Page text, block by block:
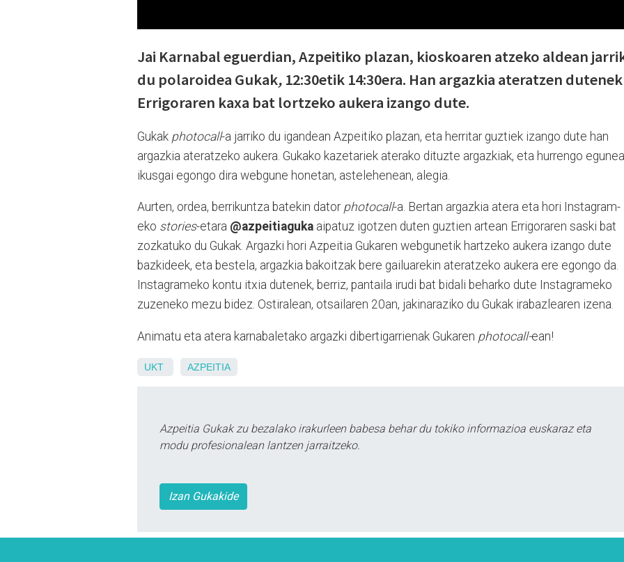
Jai Karnabal eguerdian, Azpeitiko plazan, kioskoaren atzeko aldean
du polaroidea Gukak, 12:30etik 14:30era. Han argazkia ateratzen dutenek
Errigoraren kaxa bat lortzeko aukera izango dute.
Gukak photocall-a jarriko du igandean Azpeitiko plazan, eta herritar guztiek izango dute han
argazkia ateratzeko aukera. Gukako kazetariek aterako dituzte argazkiak, eta hurrengo
ikusgai egongo dira webgune honetan, astelehenean, alegia.
Aurten, ordea, berrikuntza batekin dator photocall-a. Bertan argazkia atera eta hori Instagram-
eko stories-etara @azpeitiaguka aipatuz igotzen duten guztien artean Errigoraren saski bat
zozkatuko du Gukak. Argazki hori Azpeitia Gukaren webgunetik hartzeko aukera izango dute
bazkideek, eta bestela, argazkia bakoitzak bere gailuarekin ateratzeko aukera ere egongo da.
Instagrameko kontu itxia dutenek, berriz, pantaila irudi bat bidali beharko dute Instagrameko
zuzeneko mezu bidez. Ostiralean, otsailaren 20an, jakinaraziko du Gukak irabazlearen izena.
Animatu eta atera karnabaletako argazki dibertigarrienak Gukaren photocall-ean!
UKT AZPEITIA
Azpeitia Gukak zu bezalako irakurleen babesa behar du tokiko informazioa euskaraz eta
modu profesionalean lantzen jarraitzeko.
Izan Gukakide